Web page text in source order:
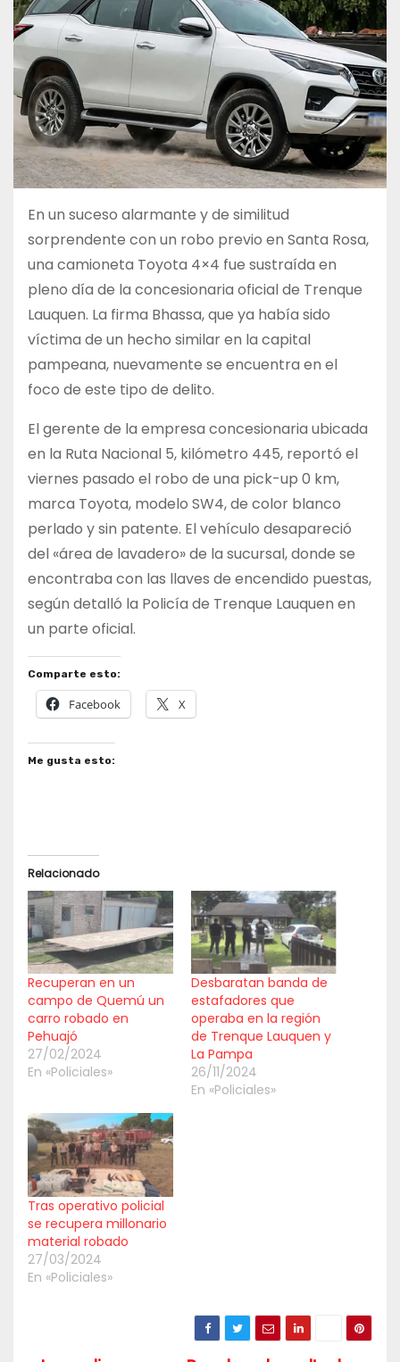
En un suceso alarmante y de similitud
sorprendente con un robo previo en Santa Rosa,
una camioneta Toyota 4×4 fue sustraída en
pleno día de la concesionaria oficial de Trenque
Lauquen. La firma Bhassa, que ya había sido
víctima de un hecho similar en la capital
pampeana, nuevamente se encuentra en el
foco de este tipo de delito.
El gerente de la empresa concesionaria ubicada
en la Ruta Nacional 5, kilómetro 445, reportó el
viernes pasado el robo de una pick-up 0 km,
marca Toyota, modelo SW4, de color blanco
perlado y sin patente. El vehículo desapareció
del «área de lavadero» de la sucursal, donde se
encontraba con las llaves de encendido puestas,
según detalló la Policía de Trenque Lauquen en
un parte oficial.
Comparte esto:
Facebook X
Me gusta esto:
Relacionado
Recuperan en un
campo de Quemú un
carro robado en
Pehuajó
27/02/2024
En «Policiales»
Desbaratan banda de
estafadores que
operaba en la región
de Trenque Lauquen y
La Pampa
26/11/2024
En «Policiales»
Tras operativo policial
se recupera millonario
material robado
27/03/2024
En «Policiales»